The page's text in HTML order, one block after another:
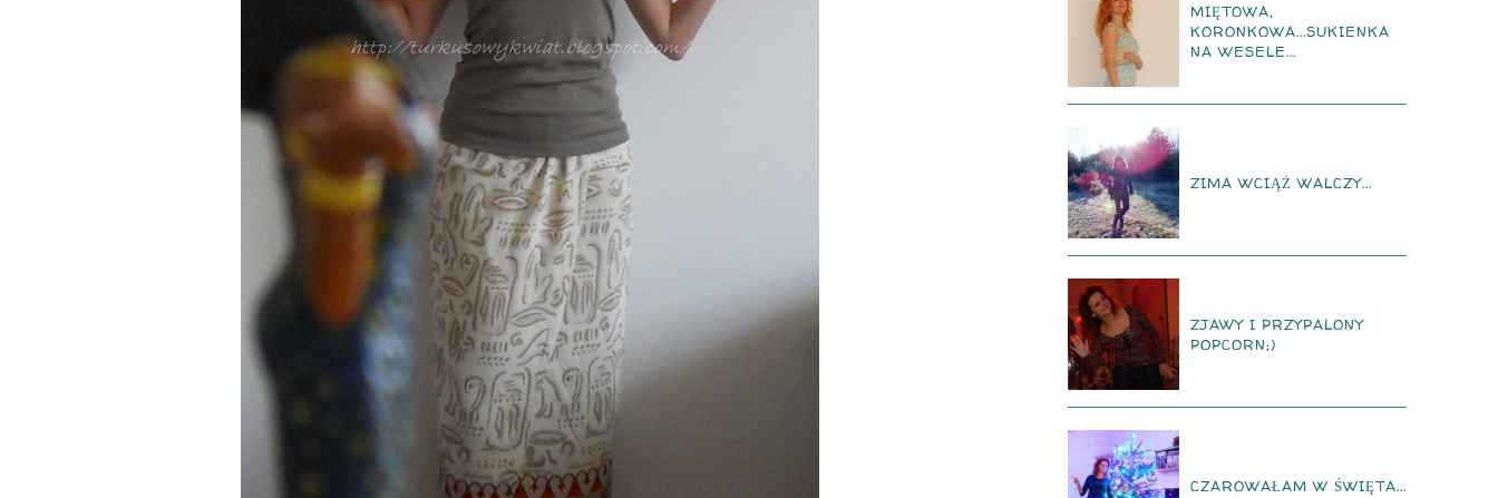
MIĘTOWA,
KORONKOWA...SUKIENKA
NA WESELE...
ZIMA WCIĄŻ WALCZY...
ZJAWY I PRZYPALONY
POPCORN;)
CZAROWAŁAM W ŚWIĘTA...